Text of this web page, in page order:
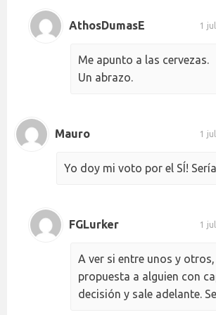
AthosDumasE 1
Me apunto a las cervezas.
Un abrazo.
Mauro 1
Yo doy mi voto por el SÍ!
FGLurker 1
A ver si entre unos y
propuesta a alguien con
decisión y sale adelante.